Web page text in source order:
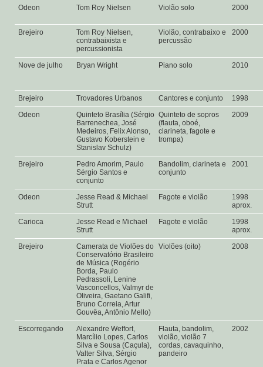
Odeon
Tom Roy Nielsen Violão solo 2000
Brejeiro
Tom Roy Nielsen,
contrabaixista e
percussionista
Violão, contrabaixo e
percussão
2000
Nove de julho Bryan Wright Piano solo 2010
Brejeiro Trovadores Urbanos Cantores e conjunto
1998
Odeon
Quinteto Brasília (Sérgio
Barrenechea, José
Medeiros, Felix Alonso,
Gustavo Koberstein e
Stanislav Schulz)
Quinteto de sopros
(flauta, oboé,
clarineta, fagote e
trompa)
2009
Brejeiro
Pedro Amorim, Paulo
Sérgio Santos e
conjunto
Bandolim, clarineta e
conjunto
2001
Odeon
Jesse Read & Michael
Strutt
Fagote e violão
1998
aprox.
Carioca
Jesse Read e Michael
Strutt
Fagote e violão
1998
aprox.
Brejeiro
Camerata de Violões do
Conservatório Brasileiro
de Música (Rogério
Borda, Paulo
Pedrassoli, Lenine
Vasconcellos, Valmyr de
Oliveira, Gaetano Galifi,
Bruno Correia, Artur
Gouvêa, Antônio Mello)
Violões (oito) 2008
Escorregando
Alexandre Weffort,
Marcílio Lopes, Carlos
Silva e Sousa (Caçula),
Valter Silva, Sérgio
Prata e Carlos Agenor
Flauta, bandolim,
violão, violão 7
cordas, cavaquinho,
pandeiro
2002